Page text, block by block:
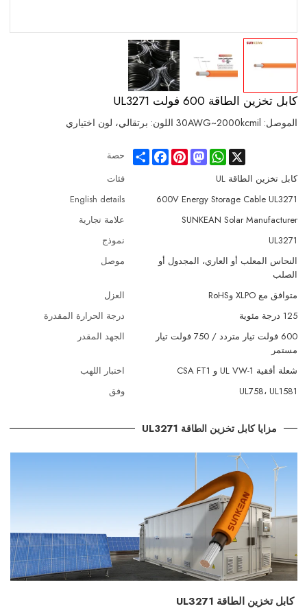
كابل تخزين الطاقة 600 فولت UL3271
الموصل: 30AWG~2000kcmil اللون: برتقالي، لون اختياري
حصة Share
FacebookPinterestMastodon
WhatsApp
X
فئات
كابل تخزين الطاقة UL
English details
600V Energy Storage Cable UL3271
علامة تجارية
SUNKEAN Solar Manufacturer
نموذج
UL3271
موصل
النحاس المعلب أو العاري، المجدول أو
الصلب
العزل
متوافق مع XLPO وRoHS
درجة الحرارة المقدرة
125 درجة مئوية
الجهد المقدر
600 فولت تيار متردد / 750 فولت تيار
مستمر
اختبار اللهب
شعلة أفقية UL VW-1 و CSA FT1
وفق
UL758، UL1581
مزايا كابل تخزين الطاقة UL3271
كابل تخزين الطاقة UL3271